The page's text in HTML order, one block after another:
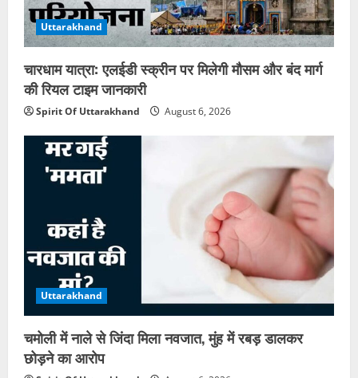
Uttarakhand
चारधाम यात्रा: एलईडी स्क्रीन पर मिलेगी मौसम और बंद मार्ग
की रियल टाइम जानकारी
Spirit Of Uttarakhand August 6, 2026
Uttarakhand
चमोली में नाले से जिंदा मिला नवजात, मुंह में रबड़ डालकर
छोड़ने का आरोप